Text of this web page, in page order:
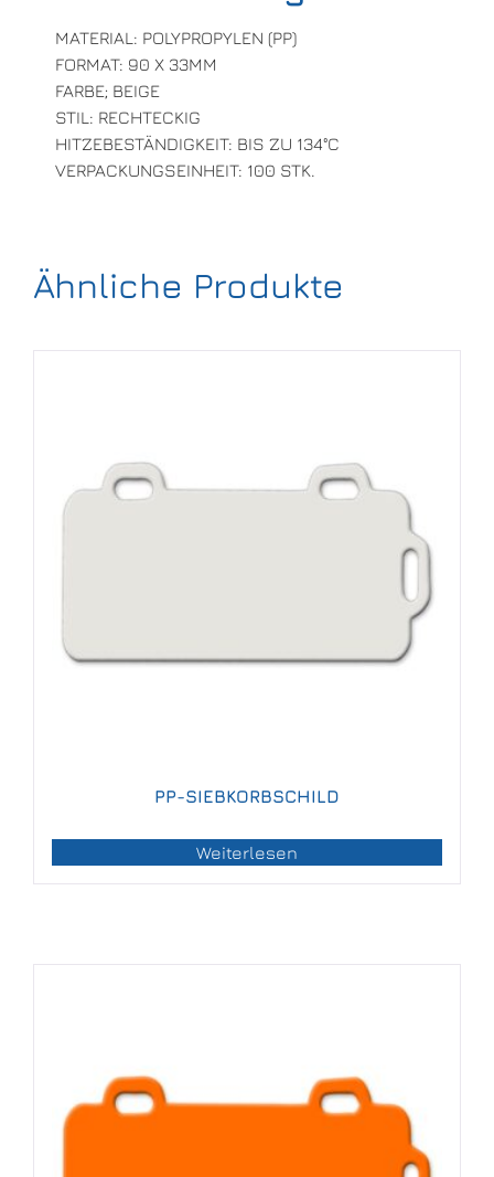
MATERIAL: POLYPROPYLEN (PP)
FORMAT: 90 X 33MM
FARBE; BEIGE
STIL: RECHTECKIG
HITZEBESTÄNDIGKEIT: BIS ZU 134°C
VERPACKUNGSEINHEIT: 100 STK.
Ähnliche Produkte
PP-SIEBKORBSCHILD
Weiterlesen